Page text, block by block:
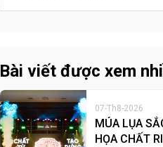
Bài viết được xem
07-Th8-2026
MÚA LỤA
HỌA CHẤT